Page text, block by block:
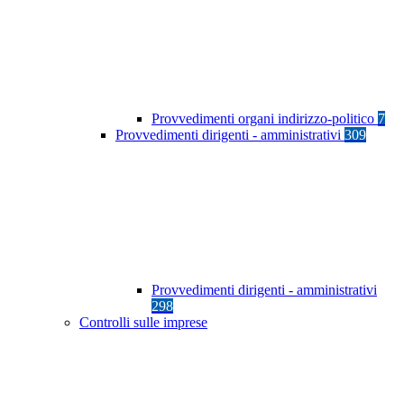
Provvedimenti organi indirizzo-politico 7
Provvedimenti dirigenti - amministrativi 309
Provvedimenti dirigenti - amministrativi
298
Controlli sulle imprese